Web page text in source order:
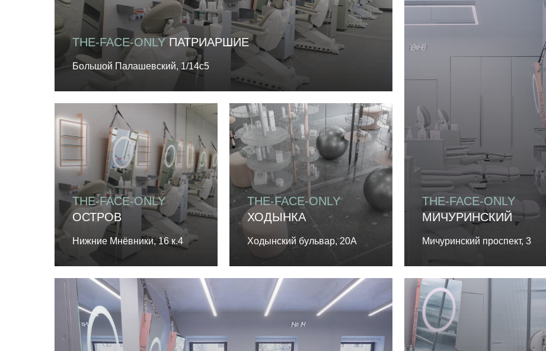
THE-FACE-ONLYПАТРИАРШИЕ
Большой Палашевский, 1/14с5
THE-FACE-ONLY
ОСТРОВ
Нижние Мнёвники, 16 к.4
THE-FACE-ONLY
ХОДЫНКА
Ходынский бульвар, 20А
THE-FACE-ONLY
МИЧУРИНСКИЙ
Мичуринский проспект, 3